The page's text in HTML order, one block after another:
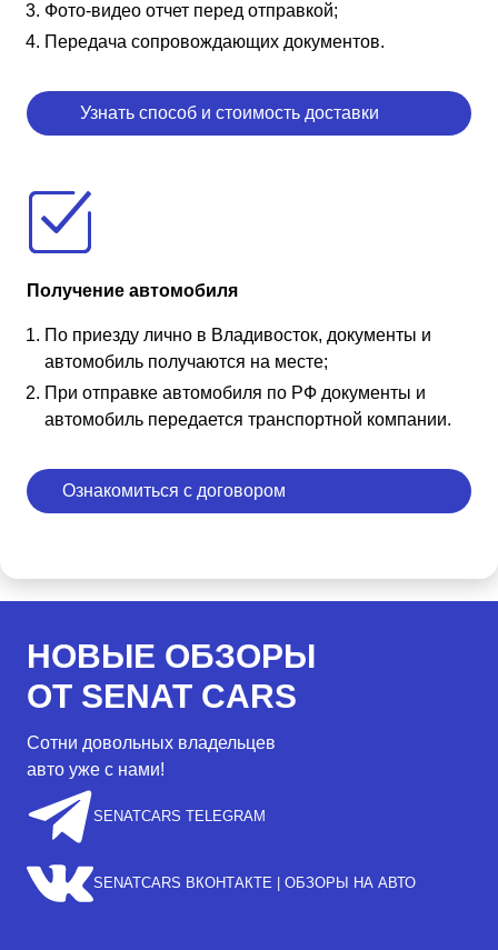
Фото-видео отчет перед отправкой;
Передача сопровождающих документов.
Узнать способ и стоимость доставки
Получение автомобиля
По приезду лично в Владивосток, документы и
автомобиль получаются на месте;
При отправке автомобиля по РФ документы и
автомобиль передается транспортной компании.
Ознакомиться с договором
НОВЫЕ ОБЗОРЫ
ОТ SENAT CARS
Сотни довольных владельцев
авто уже с нами!
SENATCARS TELEGRAM
SENATCARS ВКОНТАКТЕ | ОБЗОРЫ НА АВТО